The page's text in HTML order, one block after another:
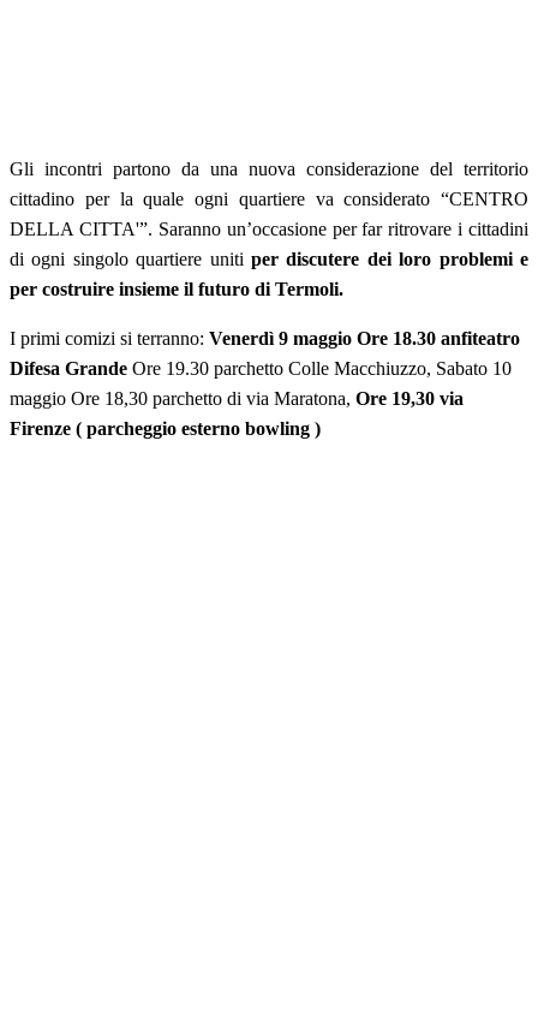
Gli incontri partono da una nuova considerazione del territorio
cittadino per la quale ogni quartiere va considerato “CENTRO
DELLA CITTA'”. Saranno un’occasione per far ritrovare i cittadini
di ogni singolo quartiere uniti per discutere dei loro problemi e
per costruire insieme il futuro di Termoli.
I primi comizi si terranno: Venerdì 9 maggio Ore 18.30 anfiteatro
Difesa Grande Ore 19.30 parchetto Colle Macchiuzzo, Sabato 10
maggio Ore 18,30 parchetto di via Maratona, Ore 19,30 via
Firenze ( parcheggio esterno bowling )